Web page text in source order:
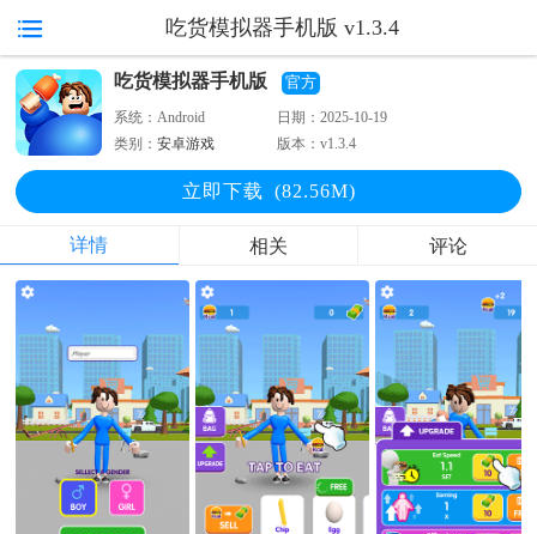
吃货模拟器手机版 v1.3.4
吃货模拟器手机版 官方
系统：Android 日期：2025-10-19
类别：安卓游戏 版本：v1.3.4
立即下载 (82.56M)
详情 相关 评论